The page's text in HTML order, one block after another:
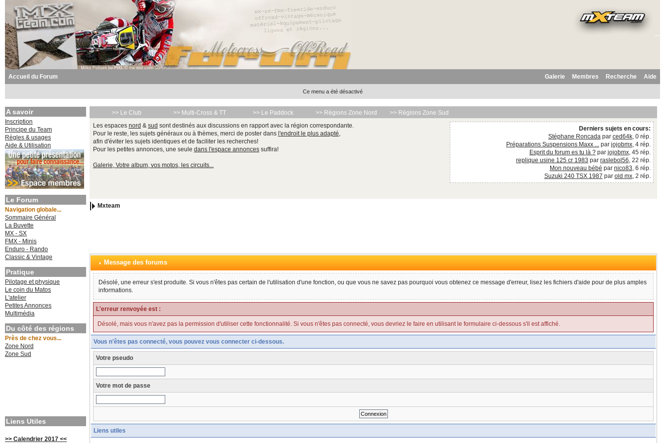
Accueil du Forum Aide
Recherche
Membres
Galerie
Ce menu a été désactivé
A savoir
Inscription
Principe du Team
Règles & usages
Aide & Utilisation
Le Forum
Navigation globale...
Sommaire Général
La Buvette
MX - SX
FMX - Minis
Enduro - Rando
Classic & Vintage
Pratique
Pilotage et physique
Le coin du Matos
L'atelier
Petites Annonces
Multimédia
Du côté des régions
Près de chez vous...
Zone Nord
Zone Sud
Liens Utiles
>> Calendrier 2017 <<
>> Le Club >> Multi-Cross & TT >> Le Paddock >> Régions Zone Nord
>> Régions Zone Sud
Les espaces nord & sud sont destinés aux discussions en rapport avec la région correspondante.
Pour le reste, les sujets généraux ou à thèmes, merci de poster dans l'endroit le plus adapté,
afin d'éviter les sujets identiques et de faciliter les recherches!
Pour les petites annonces, une seule dans l'espace annoncessuffira!
Galerie, Votre album, vos motos, les circuits...
Derniers sujets en cours:
Stéphane Roncadapar ced64k, 0 rép.
Préparations Suspensions Maxx ...par jojobmx, 4 rép.
Esprit du forum es tu là ?par jojobmx, 45 rép.
replique usine 125 cr 1983 par raslebol56, 22 rép.
Mon nouveau bébé par nico83, 6 rép.
Suzuki 240 TSX 1987 par old mx, 2 rép.
Mxteam
Message des forums
Désolé, une erreur s'est produite. Si vous n'êtes pas certain de l'utilisation d'une fonction, ou que vous ne savez pas pourquoi vous obtenez ce message d'erreur, lisez les fichiers d'aide pour de plus amples
informations.
L'erreur renvoyée est :
Désolé, mais vous n'avez pas la permission d'utiliser cette fonctionnalité. Si vous n'êtes pas connecté, vous devriez le faire en utilisant le formulaire ci-dessous s'il est affiché.
Vous n'êtes pas connecté, vous pouvez vous connecter ci-dessous.
Votre pseudo
Votre mot de passe
Liens utiles